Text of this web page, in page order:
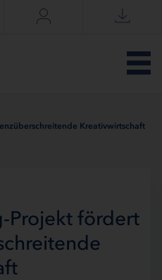
Kreativwirtschaft
Projekt fördert